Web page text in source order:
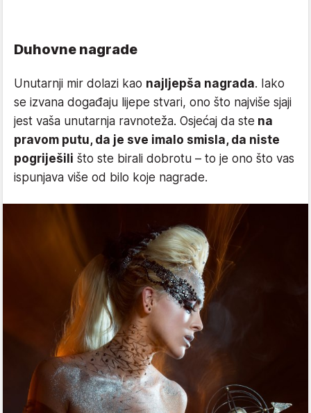
Duhovne nagrade
Unutarnji mir dolazi kao najljepša nagrada. Iako
se izvana događaju lijepe stvari, ono što najviše sjaji
jest vaša unutarnja ravnoteža. Osjećaj da ste na
pravom putu, da je sve imalo smisla, da niste
pogriješili što ste birali dobrotu – to je ono što vas
ispunjava više od bilo koje nagrade.